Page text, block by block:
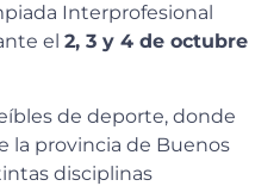
Interprofesional
el 2, 3 y 4 de octubre
de deporte, donde
la provincia de Buenos
disciplinas